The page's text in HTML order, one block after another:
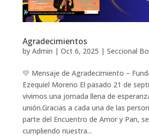
Agradecimientos
by Admin | Oct 6, 2025 | Seccional
💛 Mensaje de Agradecimiento –
Ezequiel Moreno El pasado 21 de
vivimos una jornada llena de
unión.Gracias a cada una de las
parte del Encuentro de Amor y Pan,
cumpliendo nuestra...